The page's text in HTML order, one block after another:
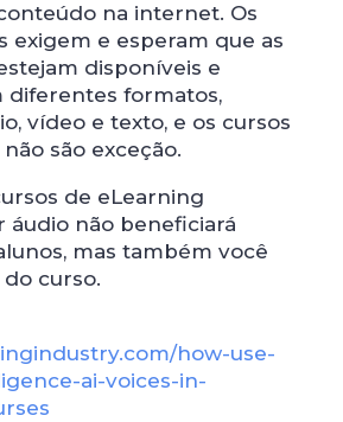
na internet. Os
exigem e esperam que as
disponíveis e
diferentes formatos,
vídeo e texto, e os cursos
são exceção.
de eLearning
áudio não beneficiará
mas também você
curso.
how-use-
ai-voices-in-